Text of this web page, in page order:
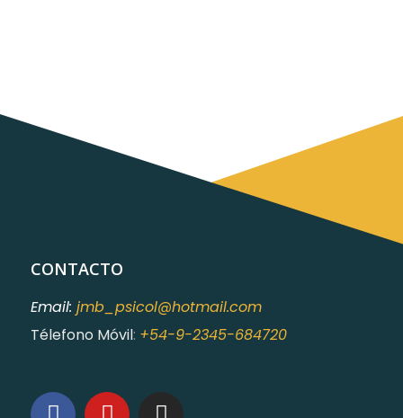
CONTACTO
Email: jmb_psicol@hotmail.com
Télefono Móvil: +54-9-2345-684720